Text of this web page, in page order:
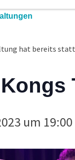
hat bereits
um 19:00